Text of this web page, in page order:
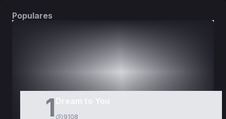
Populares
1 9108